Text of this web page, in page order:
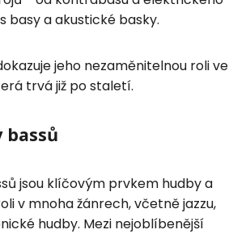
basy a akustické basky.
jeho nezaměnitelnou roli ve
trvá již po staletí.
bassů
jsou klíčovým prvkem hudby a
v mnoha žánrech, včetně jazzu,
hudby. Mezi nejoblíbenější